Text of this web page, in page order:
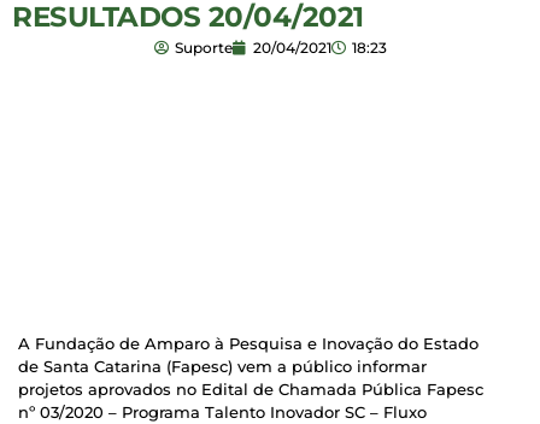
RESULTADOS 20/04/2021
Suporte 20/04/2021 18:23
A Fundação de Amparo à Pesquisa e Inovação do Estado
de Santa Catarina (Fapesc) vem a público informar
projetos aprovados no Edital de Chamada Pública Fapesc
nº 03/2020 – Programa Talento Inovador SC – Fluxo